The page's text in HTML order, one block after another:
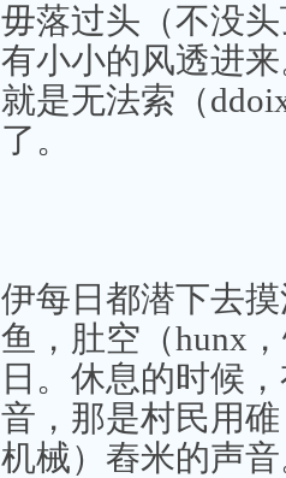
毋落过头（不没
有小小的风透进
就是无法索（
了。
伊每日都潜下去
鱼，肚空（hunx
日。休息的时候
音，那是村民用
机械）舂米的声